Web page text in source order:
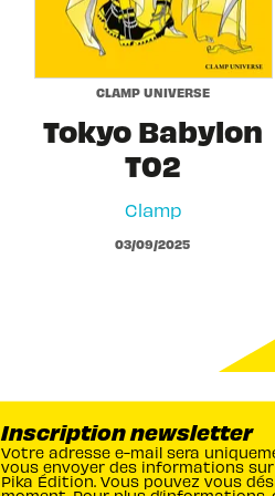
CLAMP UNIVERSE
Tokyo Babylon
T02
Clamp
03/09/2025
Inscription newsletter
Votre adresse e-mail sera
vous envoyer des informations
Pika Édition. Vous pouvez vous